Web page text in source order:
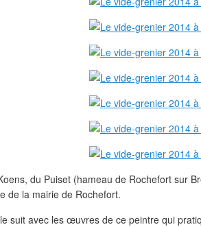
du Puiset (hameau de Rochefort sur
de la mairie de Rochefort.
suit avec les œuvres de ce peintre qui